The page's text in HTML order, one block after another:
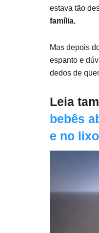
estava tão
família.
Mas depois
espanto e
dedos de
Leia
bebês
e no